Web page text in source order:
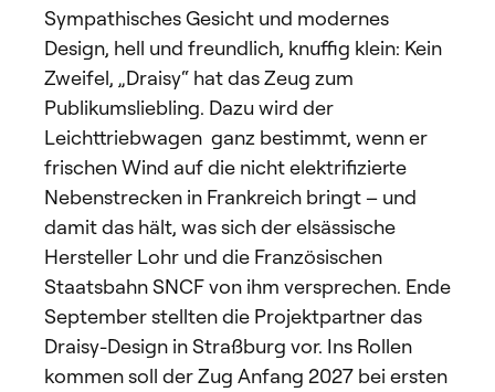
Sympathisches Gesicht und modernes
Design, hell und freundlich, knuffig klein: Kein
Zweifel, „Draisy“ hat das Zeug zum
Publikumsliebling. Dazu wird der
Leichttriebwagen ganz bestimmt, wenn er
frischen Wind auf die nicht elektrifizierte
Nebenstrecken in Frankreich bringt – und
damit das hält, was sich der elsässische
Hersteller Lohr und die Französischen
Staatsbahn SNCF von ihm versprechen. Ende
September stellten die Projektpartner das
Draisy-Design in Straßburg vor. Ins Rollen
kommen soll der Zug Anfang 2027 bei ersten